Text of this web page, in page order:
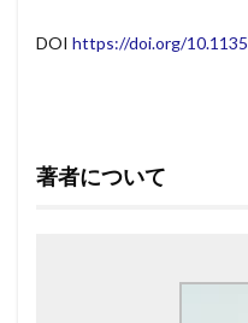
DOI https://doi.org/
著者について